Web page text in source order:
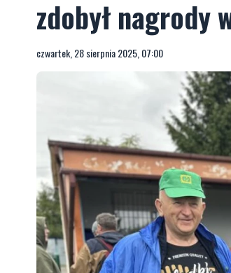
zdobył nagrody
czwartek, 28 sierpnia 2025, 07:00